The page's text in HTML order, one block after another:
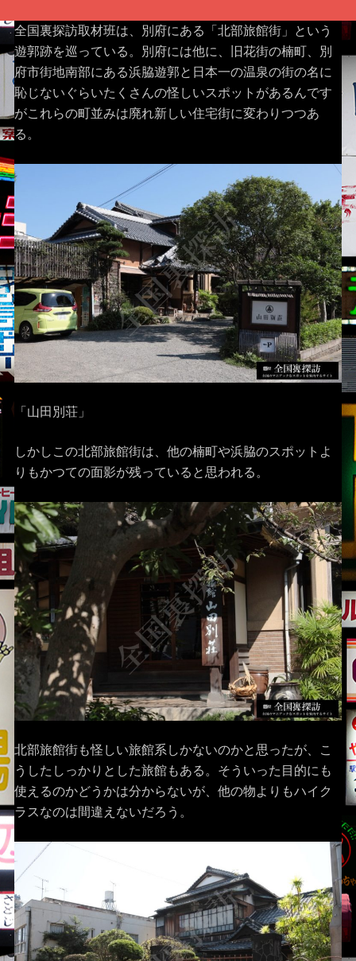
全国裏探訪取材班は、別府にある「北部旅館街」という
遊郭跡を巡っている。別府には他に、旧花街の楠町、別
府市街地南部にある浜脇遊郭と日本一の温泉の街の名に
恥じないぐらいたくさんの怪しいスポットがあるんです
がこれらの町並みは廃れ新しい住宅街に変わりつつあ
る。
「山田別荘」
しかしこの北部旅館街は、他の楠町や浜脇のスポットよ
りもかつての面影が残っていると思われる。
北部旅館街も怪しい旅館系しかないのかと思ったが、こ
うしたしっかりとした旅館もある。そういった目的にも
使えるのかどうかは分からないが、他の物よりもハイク
ラスなのは間違えないだろう。